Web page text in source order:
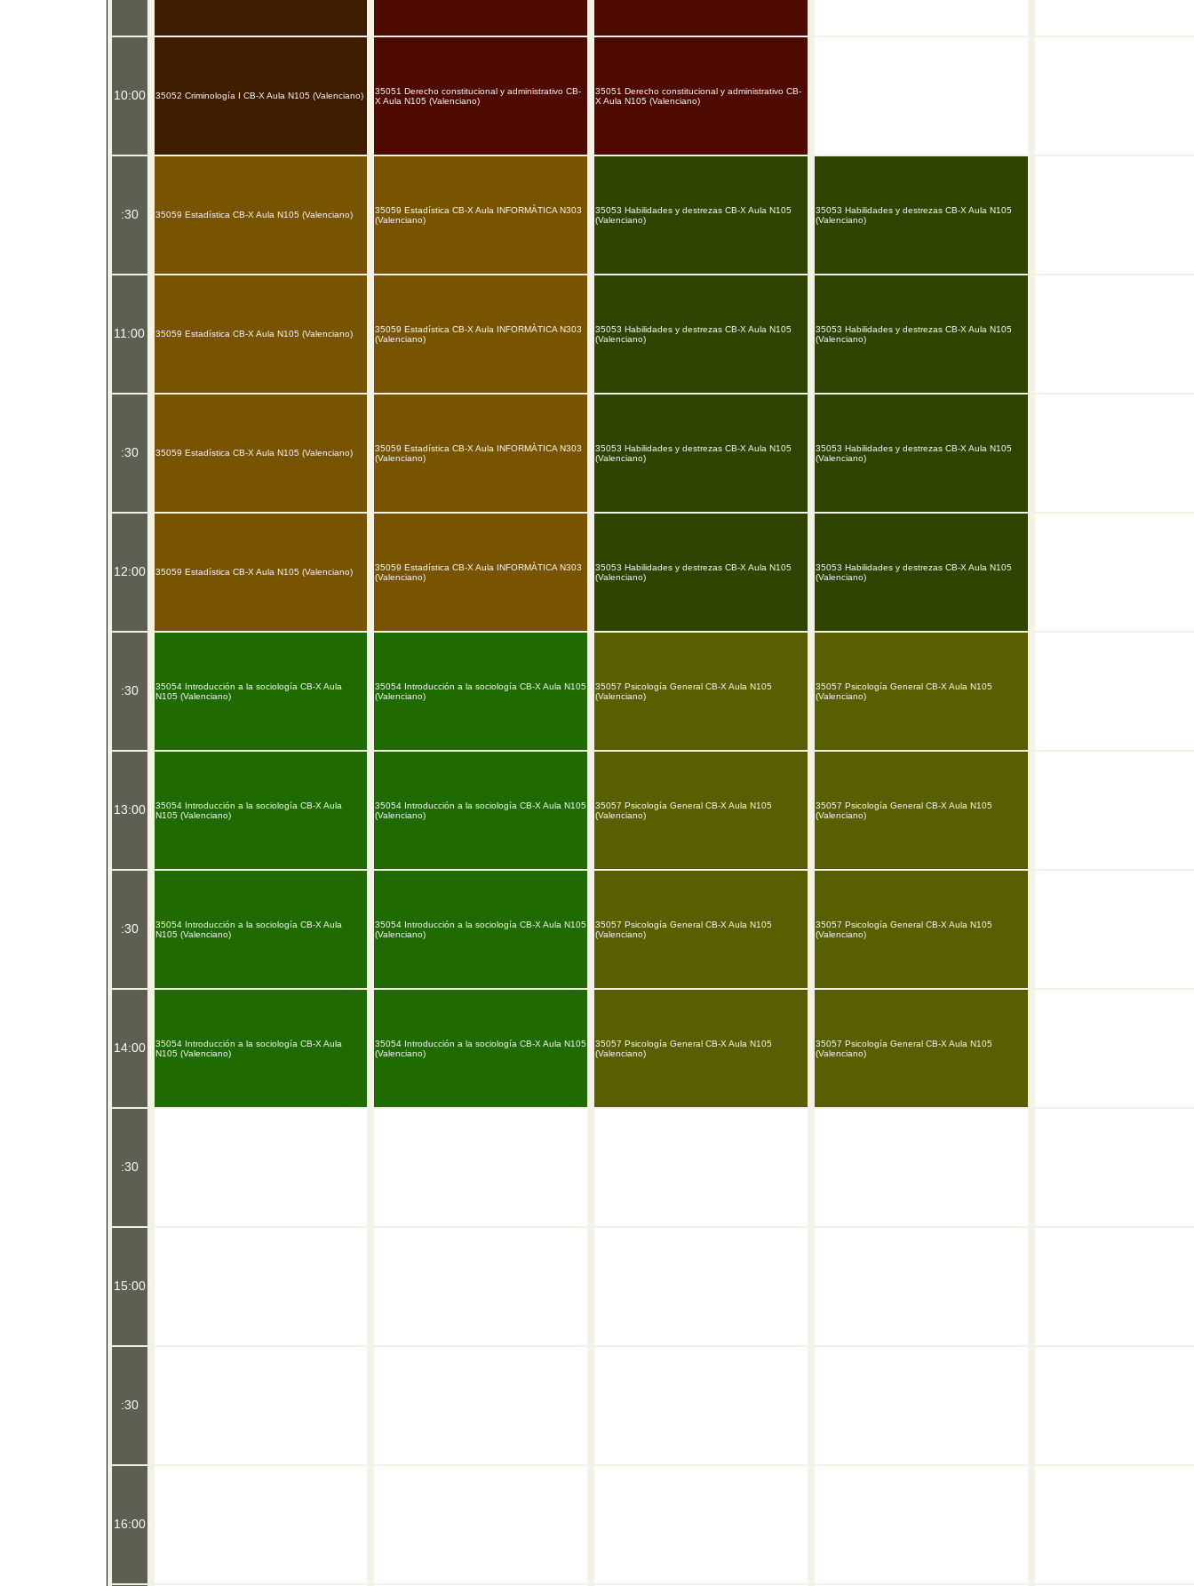
10:00
:30
11:00
:30
12:00
:30
13:00
:30
14:00
:30
15:00
:30
16:00
35052 Criminología I CB-X Aula N105 (Valenciano)
35059 Estadística CB-X Aula N105 (Valenciano)
35059 Estadística CB-X Aula N105 (Valenciano)
35059 Estadística CB-X Aula N105 (Valenciano)
35059 Estadística CB-X Aula N105 (Valenciano)
35054 Introducción a la sociología CB-X Aula
N105 (Valenciano)
35054 Introducción a la sociología CB-X Aula
N105 (Valenciano)
35054 Introducción a la sociología CB-X Aula
N105 (Valenciano)
35054 Introducción a la sociología CB-X Aula
N105 (Valenciano)
35051 Derecho constitucional y administrativo CB-
X Aula N105 (Valenciano)
35059 Estadística CB-X Aula INFORMÀTICA N303
(Valenciano)
35059 Estadística CB-X Aula INFORMÀTICA N303
(Valenciano)
35059 Estadística CB-X Aula INFORMÀTICA N303
(Valenciano)
35059 Estadística CB-X Aula INFORMÀTICA N303
(Valenciano)
35054 Introducción a la sociología CB-X Aula N105
(Valenciano)
35054 Introducción a la sociología CB-X Aula N105
(Valenciano)
35054 Introducción a la sociología CB-X Aula N105
(Valenciano)
35054 Introducción a la sociología CB-X Aula N105
(Valenciano)
35051 Derecho constitucional y administrativo CB-
X Aula N105 (Valenciano)
35053 Habilidades y destrezas CB-X Aula N105
(Valenciano)
35053 Habilidades y destrezas CB-X Aula N105
(Valenciano)
35053 Habilidades y destrezas CB-X Aula N105
(Valenciano)
35053 Habilidades y destrezas CB-X Aula N105
(Valenciano)
35057 Psicología General CB-X Aula N105
(Valenciano)
35057 Psicología General CB-X Aula N105
(Valenciano)
35057 Psicología General CB-X Aula N105
(Valenciano)
35057 Psicología General CB-X Aula N105
(Valenciano)
35053 Habilidades y destrezas CB-X Aula N105
(Valenciano)
35053 Habilidades y destrezas CB-X Aula N105
(Valenciano)
35053 Habilidades y destrezas CB-X Aula N105
(Valenciano)
35053 Habilidades y destrezas CB-X Aula N105
(Valenciano)
35057 Psicología General CB-X Aula N105
(Valenciano)
35057 Psicología General CB-X Aula N105
(Valenciano)
35057 Psicología General CB-X Aula N105
(Valenciano)
35057 Psicología General CB-X Aula N105
(Valenciano)